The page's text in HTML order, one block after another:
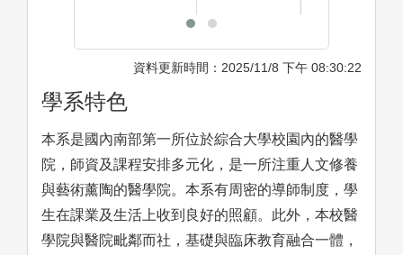
資料更新時間：2025/11/8 下午 08:30:22
學系特色
本系是國內南部第一所位於綜合大學校園內的醫學
院，師資及課程安排多元化，是一所注重人文修養
與藝術薰陶的醫學院。本系有周密的導師制度，學
生在課業及生活上收到良好的照顧。此外，本校醫
學院與醫院毗鄰而社，基礎與臨床教育融合一體，